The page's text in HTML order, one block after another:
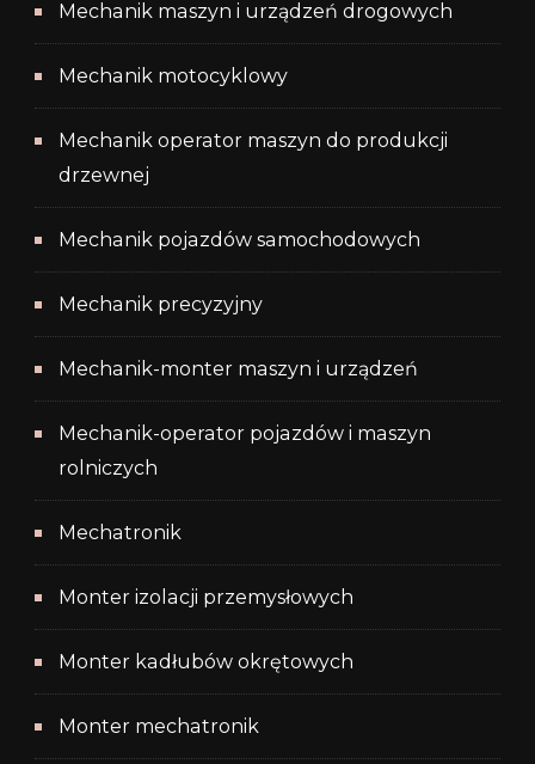
Mechanik maszyn i urządzeń drogowych
Mechanik motocyklowy
Mechanik operator maszyn do produkcji
drzewnej
Mechanik pojazdów samochodowych
Mechanik precyzyjny
Mechanik-monter maszyn i urządzeń
Mechanik-operator pojazdów i maszyn
rolniczych
Mechatronik
Monter izolacji przemysłowych
Monter kadłubów okrętowych
Monter mechatronik